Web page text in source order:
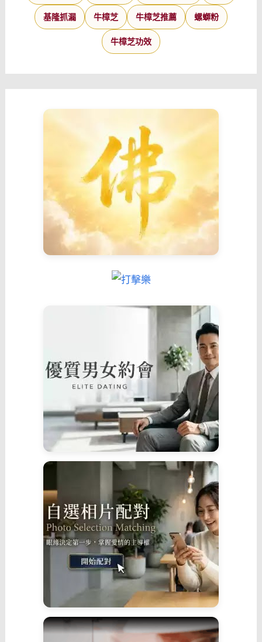
基隆抓漏 牛樟芝 牛樟芝推薦 螺螄粉
牛樟芝功效